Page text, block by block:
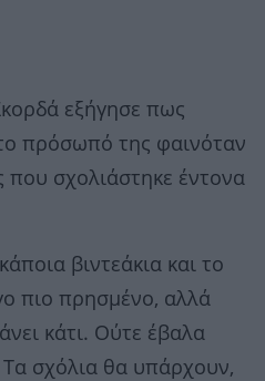
εξήγησε πως
πρόσωπό της φαινόταν
που σχολιάστηκε έντονα
βιντεάκια και το
πιο πρησμένο, αλλά
κάτι. Ούτε έβαλα
Τα σχόλια θα υπάρχουν,